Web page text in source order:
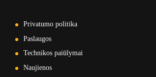
Privatumo politika
Paslaugos
Technikos paiūlymai
Naujienos